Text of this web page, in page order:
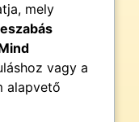
mely
vagy a
alapvető